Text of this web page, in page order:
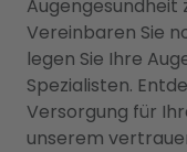
Augengesundheit
Vereinbaren Sie
legen Sie Ihre
Spezialisten.
Versorgung für
unserem